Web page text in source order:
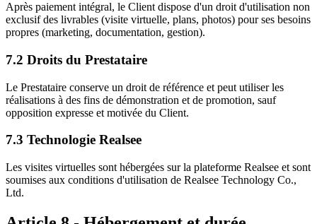
Après paiement intégral, le Client dispose d'un droit d'utilisation non
exclusif des livrables (visite virtuelle, plans, photos) pour ses besoins
propres (marketing, documentation, gestion).
7.2 Droits du Prestataire
Le Prestataire conserve un droit de référence et peut utiliser les
réalisations à des fins de démonstration et de promotion, sauf
opposition expresse et motivée du Client.
7.3 Technologie Realsee
Les visites virtuelles sont hébergées sur la plateforme Realsee et sont
soumises aux conditions d'utilisation de Realsee Technology Co.,
Ltd.